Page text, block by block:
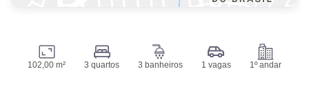
102,00 m² 3 quartos 3 banheiros 1 vagas 1º andar